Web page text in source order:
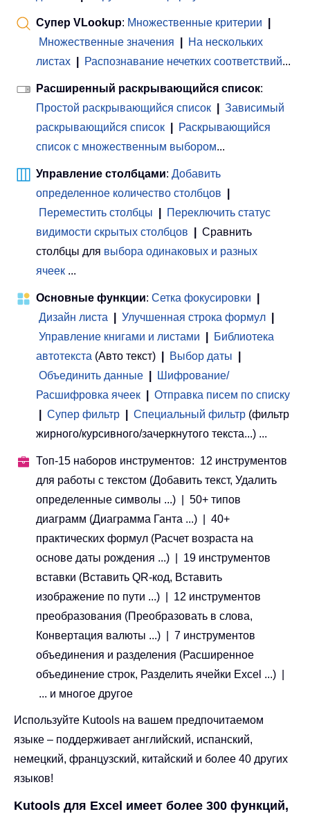
Супер VLookup: Множественные критерии
Множественные значения
На нескольких
листах
Распознавание нечетких соответствий...
Расширенный раскрывающийся список:
Простой раскрывающийся список
Зависимый
раскрывающийся список
Раскрывающийся
список с множественным выбором...
Управление столбцами: Добавить
определенное количество столбцов
Переместить столбцы
Переключить статус
видимости скрытых столбцов
Сравнить
столбцы для выбора одинаковых и разных
ячеек ...
Основные функции: Сетка фокусировки
Дизайн листа
Улучшенная строка формул
Управление книгами и листами
Библиотека
автотекста (Авто текст) Выбор даты
Объединить данные
Шифрование/
Расшифровка ячеек
Отправка писем по списку
Супер фильтр Специальный фильтр (фильтр
жирного/курсивного/зачеркнутого текста...) ...
Топ-15 наборов инструментов: 12 инструментов
для работы с текстом (Добавить текст, Удалить
определенные символы ...) | 50+ типов
диаграмм (Диаграмма Ганта ...) | 40+
практических формул (Расчет возраста на
основе даты рождения ...) | 19 инструментов
вставки (Вставить QR-код, Вставить
изображение по пути ...) | 12 инструментов
преобразования (Преобразовать в слова,
Конвертация валюты ...) | 7 инструментов
объединения и разделения (Расширенное
объединение строк, Разделить ячейки Excel ...) |
... и многое другое
Используйте Kutools на вашем предпочитаемом
языке – поддерживает английский, испанский,
немецкий, французский, китайский и более 40 других
языков!
Kutools для Excel имеет более 300 функций,